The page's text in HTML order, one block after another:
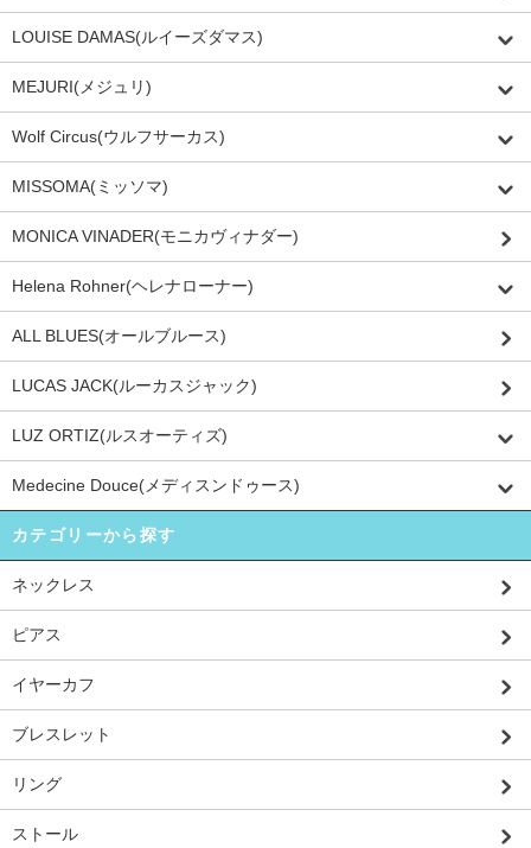
LOUISE DAMAS(ルイーズダマス)
MEJURI(メジュリ)
Wolf Circus(ウルフサーカス)
MISSOMA(ミッソマ)
MONICA VINADER(モニカヴィナダー)
Helena Rohner(ヘレナローナー)
ALL BLUES(オールブルース)
LUCAS JACK(ルーカスジャック)
LUZ ORTIZ(ルスオーティズ)
Medecine Douce(メディスンドゥース)
カテゴリーから探す
ネックレス
ピアス
イヤーカフ
ブレスレット
リング
ストール